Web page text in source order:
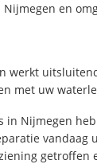
en
werkt
met uw
in Nijmegen
vandaag
getroffen